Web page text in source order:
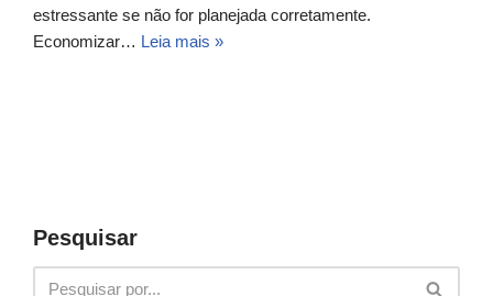
estressante se não for planejada corretamente.
Economizar… Leia mais »
Pesquisar